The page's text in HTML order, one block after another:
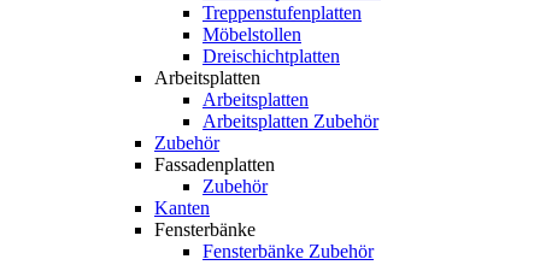
Treppenstufenplatten
Möbelstollen
Dreischichtplatten
Arbeitsplatten
Arbeitsplatten
Arbeitsplatten Zubehör
Zubehör
Fassadenplatten
Zubehör
Kanten
Fensterbänke
Fensterbänke Zubehör